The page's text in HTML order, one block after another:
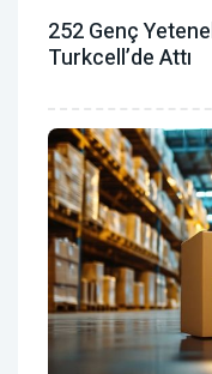
252 Genç
Turkcell’de Attı